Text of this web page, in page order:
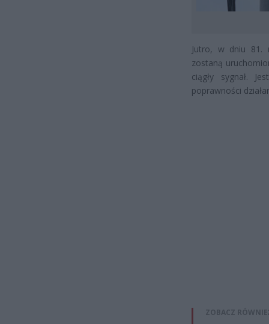
Jutro, w dniu 81.
zostaną
ciągły sygnał.
poprawności
ZOBACZ